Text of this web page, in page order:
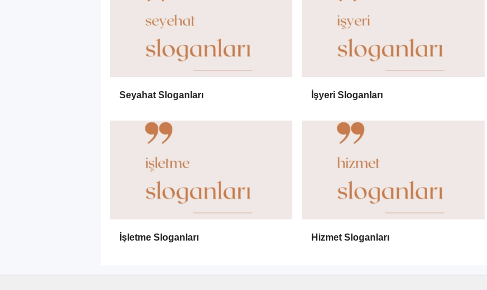
Seyahat Sloganları İşyeri Sloganları
İşletme Sloganları Hizmet Sloganları